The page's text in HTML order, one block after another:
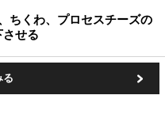
ちくわ、プロセスチーズの
せる
る